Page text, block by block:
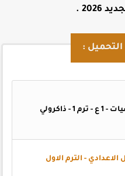
.
:
- الترم الاول